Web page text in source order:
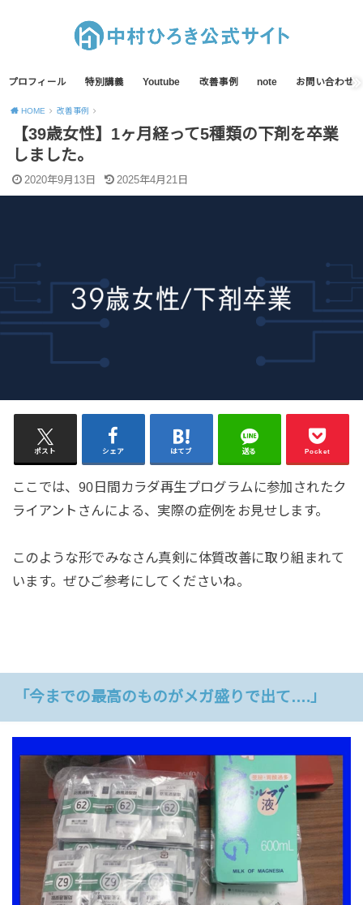
プロフィール 特別講義 Youtube 改善事例 note お問い合わせ
HOME 改善事例
【39歳女性】1ヶ月経って5種類の下剤を卒業
しました。
2020年9月13日 2025年4月21日
ポスト シェア はてブ 送る Pocket
ここでは、90日間カラダ再生プログラムに参加されたク
ライアントさんによる、実際の症例をお見せします。
このような形でみなさん真剣に体質改善に取り組まれて
います。ぜひご参考にしてくださいね。
「今までの最高のものがメガ盛りで出て….」